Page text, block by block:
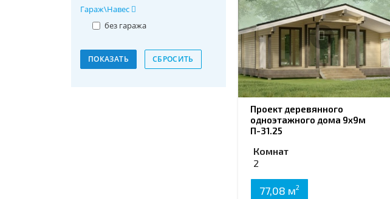
Гараж\Навес
без гаража
Проект деревянного
одноэтажного дома 9х9м
П-31.25
Комнат
2
77,08 м2